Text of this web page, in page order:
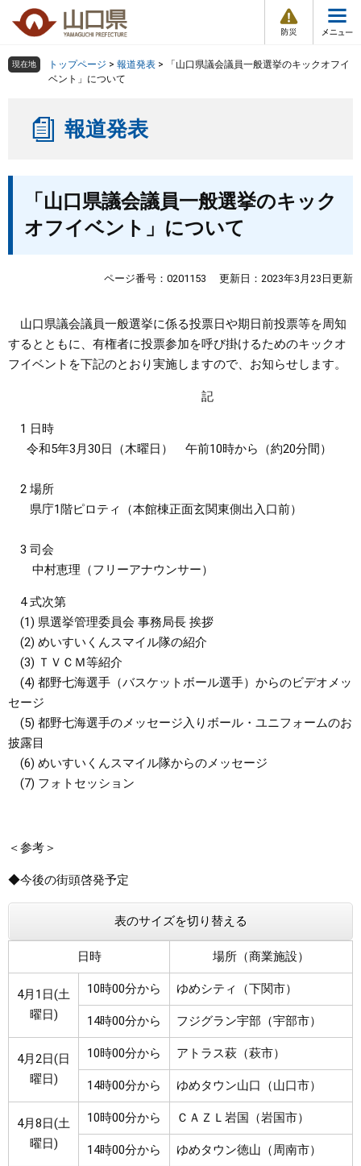
の
ー
情
報
メ
ュ
組織で探す
くらし・環境
しごと・産業・観光
県政情報
検索の仕方 組織で探す
現在地 トップページ > 報道発表 >
「山口県議会議員一般選挙のキックオフイ
ベント」について
報道発表
「山口県議会議員一般選挙のキック
オフイベント」について
ページ番号：0201153 更新日：2023年3月23日更新
山口県議会議員一般選挙に係る投票日や期日前投票等を周知
するとともに、有権者に投票参加を呼び掛けるためのキックオ
フイベントを下記のとおり実施しますので、お知らせします。
記
1 日時
令和5年3月30日（木曜日） 午前10時から（約20分間）
2 場所
県庁1階ピロティ（本館棟正面玄関東側出入口前）
3 司会
中村恵理（フリーアナウンサー）
4 式次第
(1) 県選挙管理委員会 事務局長 挨拶
(2) めいすいくんスマイル隊の紹介
(3) ＴＶＣＭ等紹介
(4) 都野七海選手（バスケットボール選手）からのビデオメッ
セージ
(5) 都野七海選手のメッセージ入りボール・ユニフォームのお
披露目
(6) めいすいくんスマイル隊からのメッセージ
(7) フォトセッション
＜参考＞
◆今後の街頭啓発予定
表のサイズを切り替える
日時 場所（商業施設）
4月1日(土
曜日)
10時00分から ゆめシティ（下関市）
14時00分から フジグラン宇部（宇部市）
4月2日(日
曜日)
10時00分から アトラス萩（萩市）
14時00分から ゆめタウン山口（山口市）
4月8日(土
曜日)
10時00分から ＣＡＺＬ岩国（岩国市）
14時00分から ゆめタウン徳山（周南市）